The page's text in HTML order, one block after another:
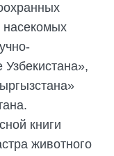
книги
животного